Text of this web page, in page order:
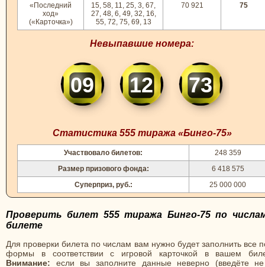
«Последний
ход»
(«Карточка»)
15, 58, 11, 25, 3, 67,
27, 48, 6, 49, 32, 16,
55, 72, 75, 69, 13
70 921 75
Невыпавшие номера:
09 12 73
Статистика 555 тиража «Бинго-75»
Участвовало билетов:
248 359
Размер призового фонда:
6 418 575
Суперприз, руб.:
25 000 000
Проверить билет 555 тиража Бинго-75 по
билете
Для проверки билета по числам вам нужно будет заполнить все
формы в соответствии с игровой карточкой в вашем
Внимание: если вы заполните данные неверно (введёте